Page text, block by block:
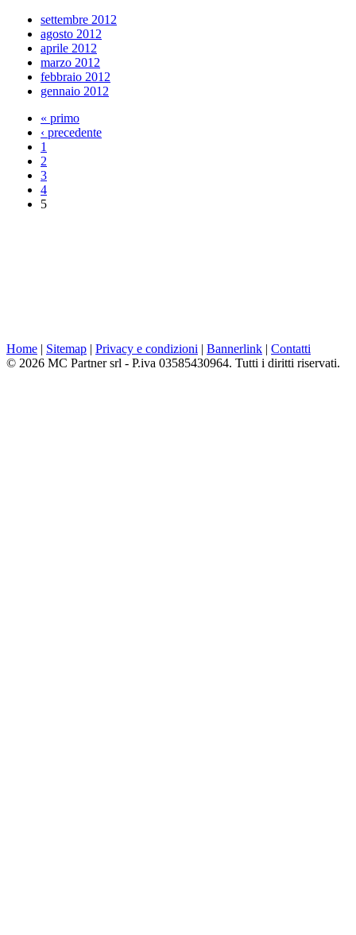
settembre 2012
agosto 2012
aprile 2012
marzo 2012
febbraio 2012
gennaio 2012
« primo
‹ precedente
1
2
3
4
5
Home | Sitemap | Privacy e condizioni | Bannerlink | Contatti
© 2026 MC Partner srl - P.iva 03585430964. Tutti i diritti riservati.